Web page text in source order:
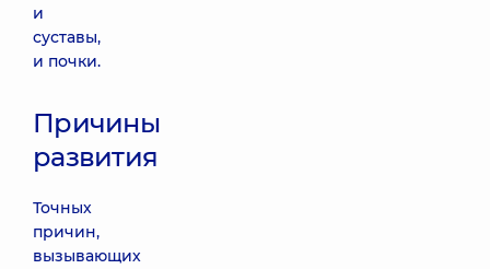
и
суставы,
и почки.
Причины
развития
Точных
причин,
вызывающих